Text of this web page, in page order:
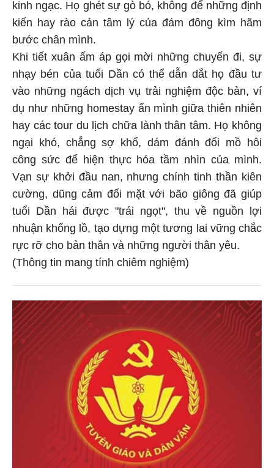
kinh ngạc. Họ ghét sự gò bó, không để những định
kiến hay rào cản tâm lý của đám đông kìm hãm
bước chân mình.
Khi tiết xuân ấm áp gọi mời những chuyến đi, sự
nhạy bén của tuổi Dần có thể dẫn dắt họ đầu tư
vào những ngách dịch vụ trải nghiệm độc bản, ví
dụ như những homestay ẩn mình giữa thiên nhiên
hay các tour du lịch chữa lành thân tâm. Họ không
ngại khó, chẳng sợ khổ, dám đánh đổi mồ hôi
công sức để hiện thực hóa tầm nhìn của mình.
Vạn sự khởi đầu nan, nhưng chính tinh thần kiên
cường, dũng cảm đối mặt với bão giông đã giúp
tuổi Dần hái được "trái ngọt", thu về nguồn lợi
nhuận khổng lồ, tạo dựng một tương lai vững chắc
rực rỡ cho bản thân và những người thân yêu.
(Thông tin mang tính chiêm nghiệm)